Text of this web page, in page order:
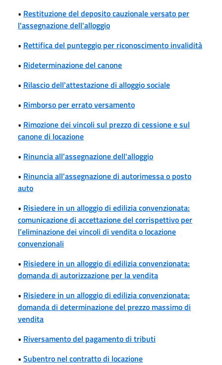
• Restituzione del deposito cauzionale versato per
l'assegnazione dell'alloggio
• Rettifica del punteggio per riconoscimento invalidità
• Rideterminazione del canone
• Rilascio dell'attestazione di alloggio sociale
• Rimborso per errato versamento
• Rimozione dei vincoli sul prezzo di cessione e sul
canone di locazione
• Rinuncia all'assegnazione dell'alloggio
• Rinuncia all'assegnazione di autorimessa o posto
auto
• Risiedere in un alloggio di edilizia convenzionata:
comunicazione di accettazione del corrispettivo per
l’eliminazione dei vincoli di vendita o locazione
convenzionali
• Risiedere in un alloggio di edilizia convenzionata:
domanda di autorizzazione per la vendita
• Risiedere in un alloggio di edilizia convenzionata:
domanda di determinazione del prezzo massimo di
vendita
• Riversamento del pagamento di tributi
• Subentro nel contratto di locazione